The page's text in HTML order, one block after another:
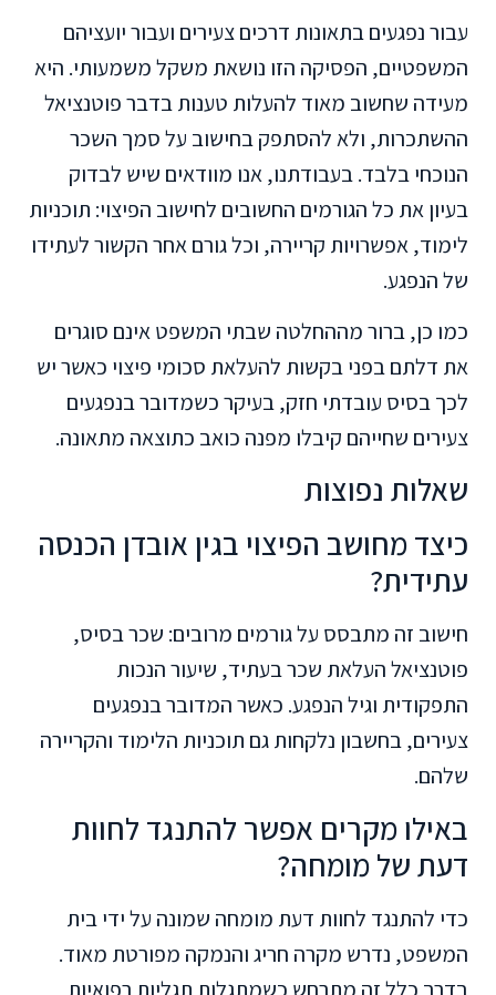
עבור נפגעים בתאונות דרכים צעירים ועבור יועציהם
המשפטיים, הפסיקה הזו נושאת משקל משמעותי. היא
מעידה שחשוב מאוד להעלות טענות בדבר פוטנציאל
ההשתכרות, ולא להסתפק בחישוב על סמך השכר
הנוכחי בלבד. בעבודתנו, אנו מוודאים שיש לבדוק
בעיון את כל הגורמים החשובים לחישוב הפיצוי: תוכניות
לימוד, אפשרויות קריירה, וכל גורם אחר הקשור לעתידו
של הנפגע.
כמו כן, ברור מההחלטה שבתי המשפט אינם סוגרים
את דלתם בפני בקשות להעלאת סכומי פיצוי כאשר יש
לכך בסיס עובדתי חזק, בעיקר כשמדובר בנפגעים
צעירים שחייהם קיבלו מפנה כואב כתוצאה מתאונה.
שאלות נפוצות
כיצד מחושב הפיצוי בגין אובדן הכנסה
עתידית?
חישוב זה מתבסס על גורמים מרובים: שכר בסיס,
פוטנציאל העלאת שכר בעתיד, שיעור הנכות
התפקודית וגיל הנפגע. כאשר המדובר בנפגעים
צעירים, בחשבון נלקחות גם תוכניות הלימוד והקריירה
שלהם.
באילו מקרים אפשר להתנגד לחוות
דעת של מומחה?
כדי להתנגד לחוות דעת מומחה שמונה על ידי בית
המשפט, נדרש מקרה חריג והנמקה מפורטת מאוד.